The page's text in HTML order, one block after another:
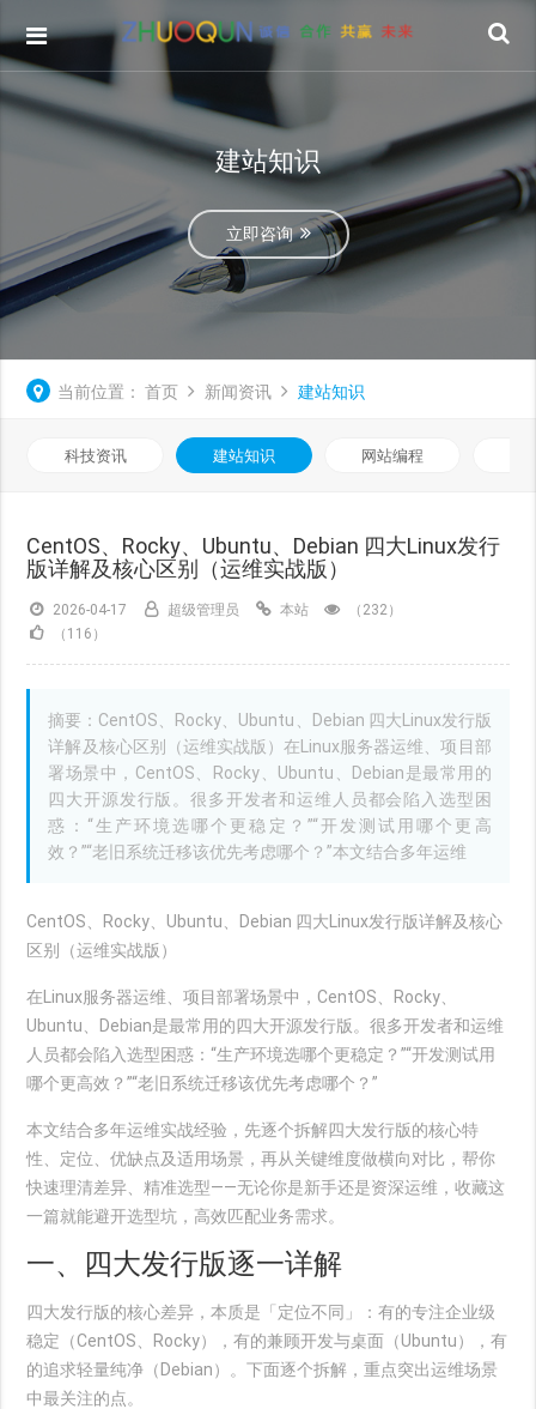
建站知识
立即咨询
当前位置： 首页 新闻资讯 建站知识
科技资讯 建站知识 网站编程
CentOS、Rocky、Ubuntu、Debian 四大Linux发行
版详解及核心区别（运维实战版）
2026-04-17 超级管理员 本站
（232）
（116）
摘要：CentOS、Rocky、Ubuntu、Debian 四大Linux发行版
详解及核心区别（运维实战版）在Linux服务器运维、项目部
署场景中，CentOS、Rocky、Ubuntu、Debian是最常用的
四大开源发行版。很多开发者和运维人员都会陷入选型困
惑：“生产环境选哪个更稳定？”“开发测试用哪个更高
效？”“老旧系统迁移该优先考虑哪个？”本文结合多年运维
CentOS、Rocky、Ubuntu、Debian 四大Linux发行版详解及核心
区别（运维实战版）
在Linux服务器运维、项目部署场景中，CentOS、Rocky、
Ubuntu、Debian是最常用的四大开源发行版。很多开发者和运维
人员都会陷入选型困惑：“生产环境选哪个更稳定？”“开发测试用
哪个更高效？”“老旧系统迁移该优先考虑哪个？”
本文结合多年运维实战经验，先逐个拆解四大发行版的核心特
性、定位、优缺点及适用场景，再从关键维度做横向对比，帮你
快速理清差异、精准选型——无论你是新手还是资深运维，收藏这
一篇就能避开选型坑，高效匹配业务需求。
一、四大发行版逐一详解
四大发行版的核心差异，本质是「定位不同」：有的专注企业级
稳定（CentOS、Rocky），有的兼顾开发与桌面（Ubuntu），有
的追求轻量纯净（Debian）。下面逐个拆解，重点突出运维场景
中最关注的点。